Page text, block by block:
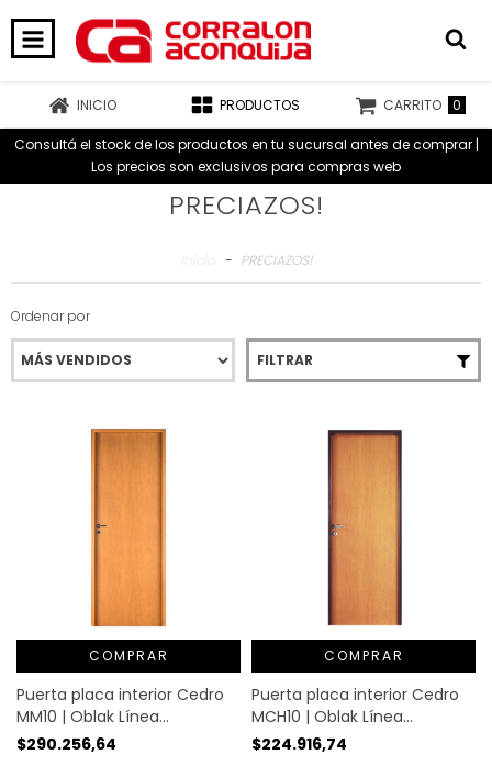
INICIO PRODUCTOS CARRITO 0
Consultá el stock de los productos en tu sucursal antes de comprar |
Los precios son exclusivos para compras web
PRECIAZOS!
- PRECIAZOS!
Ordenar por
FILTRAR
COMPRAR
Puerta placa interior Cedro
MM10 | Oblak Línea
Enchapada
$290.256,64
COMPRAR
Puerta placa interior Cedro
MCH10 | Oblak Línea
Enchapada
$224.916,74